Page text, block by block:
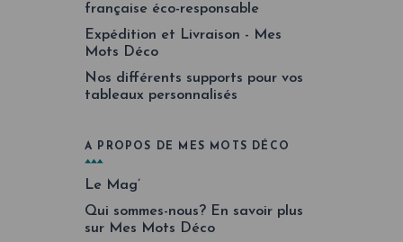
française éco-responsable
Expédition et Livraison - Mes
Mots Déco
Nos différents supports pour vos
tableaux personnalisés
A PROPOS DE MES MOTS DÉCO
Le Mag’
Qui sommes-nous? En savoir plus
sur Mes Mots Déco